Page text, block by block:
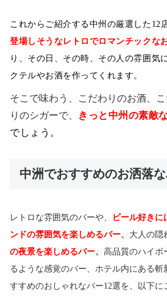
これからご紹介する中州の厳選した 12
登場しそうなレトロでロマンチックな
り、その日、その時、その人の雰囲気
クテルやお酒を作ってくれます。
そこで味わう、こだわりのお酒、
りのシガーで、
きっと中州の素敵
でしょう。
中洲でおすすめのお洒落な
レトロな雰囲気のバーや、
ビール好きに
ンドの雰囲気を楽しめるバー、 大人の隠
の夜景を楽しめるバー、 高品質のハイボ
るような感覚のバー、ホテル内にある斬
すすめのおしゃれなバー12選を、以下に